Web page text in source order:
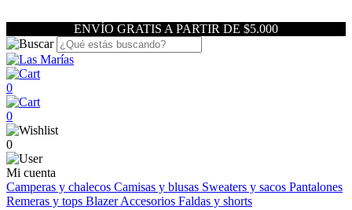
ENVÍO GRATIS A PARTIR DE $5.000
0
0
0
Mi cuenta
Camperas y chalecos Camisas y blusas Sweaters y sacos Pantalones
Remeras y tops BlazerAccesorios Faldas y shorts